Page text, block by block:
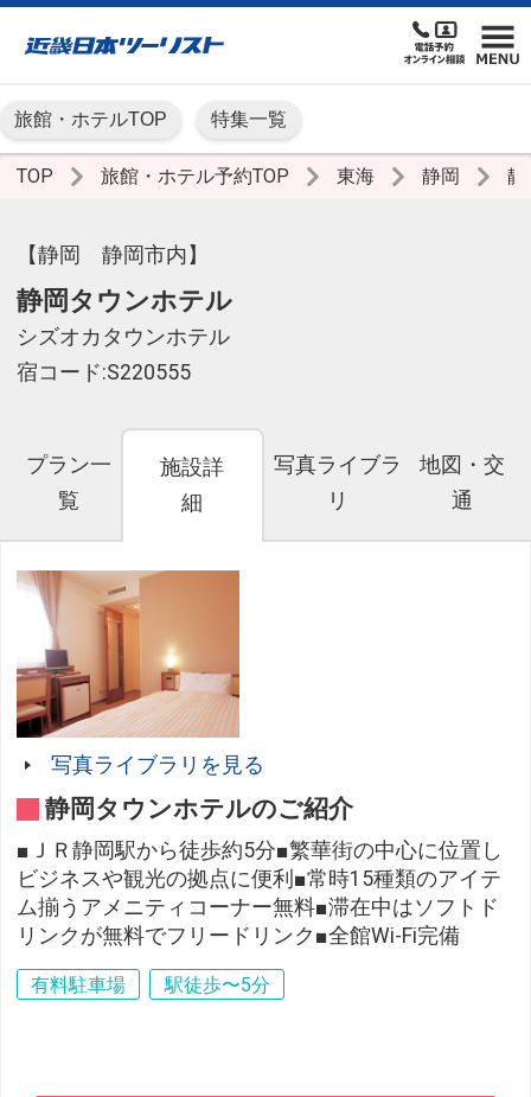
旅館・ホテルTOP 特集一覧
TOP 旅館・ホテル予約TOP 東海 静岡 静
【静岡 静岡市内】
静岡タウンホテル
シズオカタウンホテル
宿コード:S220555
プラン一
覧
施設詳
細
写真ライブラ
リ
地図・交
通
写真ライブラリを見る
静岡タウンホテルのご紹介
■ＪＲ静岡駅から徒歩約5分■繁華街の中心に位置し
ビジネスや観光の拠点に便利■常時15種類のアイテ
ム揃うアメニティコーナー無料■滞在中はソフトド
リンクが無料でフリードリンク■全館Wi-Fi完備
有料駐車場 駅徒歩〜5分